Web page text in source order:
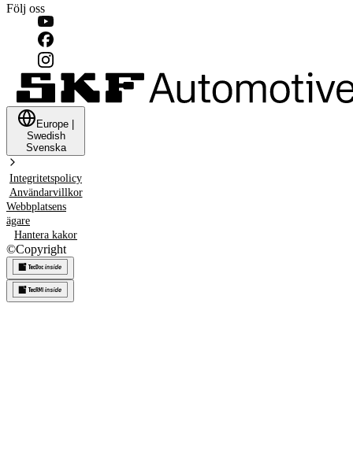
Följ oss
Europe
Swedish
Svenska
Integritetspolicy
Användarvillkor
Webbplatsens
ägare
Hantera kakor
©Copyright